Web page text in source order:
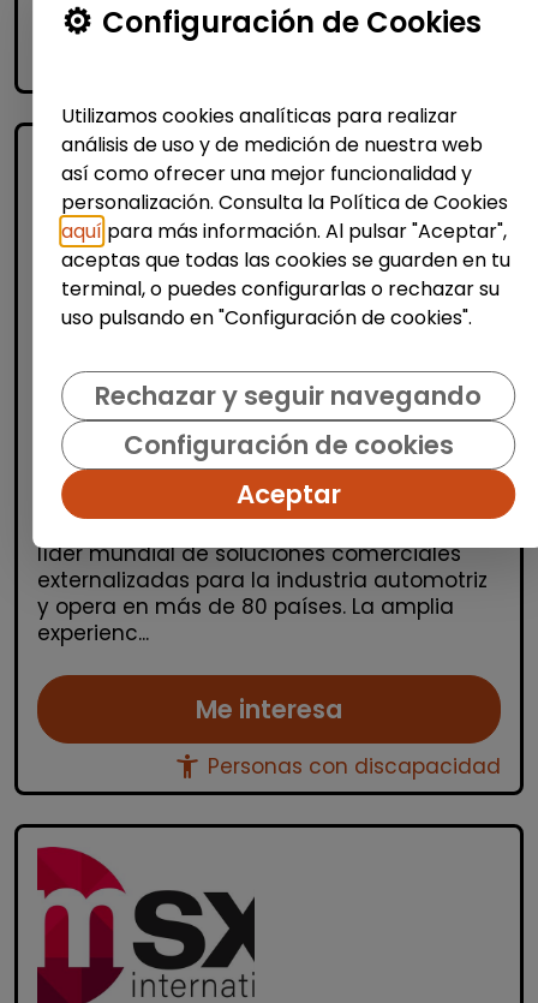
Me interesa
Administración, Finanzas y Gestión
Consultoría y Asesoría
Consultor/a de automoción
(Barcelona)
MSX Internacional| España(Barcelona)
MSX International Group es el proveedor
líder mundial de soluciones comerciales
externalizadas para la industria automotriz
y opera en más de 80 países. La amplia
experienc...
Me interesa
accessibility_new Personas con discapacidad
Configuración de Cookies
Utilizamos cookies analíticas para realizar
análisis de uso y de medición de nuestra web
así como ofrecer una mejor funcionalidad y
personalización. Consulta la Política de Cookies
aquí para más información. Al pulsar "Aceptar",
aceptas que todas las cookies se guarden en tu
terminal, o puedes configurarlas o rechazar su
uso pulsando en "Configuración de cookies".
Rechazar y seguir navegando
Configuración de cookies
Aceptar